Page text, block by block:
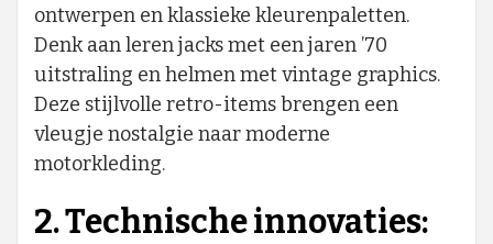
ontwerpen en klassieke kleurenpaletten.
Denk aan leren jacks met een jaren ’70
uitstraling en helmen met vintage graphics.
Deze stijlvolle retro-items brengen een
vleugje nostalgie naar moderne
motorkleding.
2. Technische innovaties: